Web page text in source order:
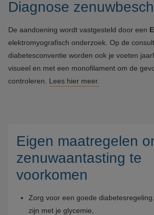
Diagnose
De aandoening wordt vastgesteld door een
elektromyografisch onderzoek. Op de
diabetesconventie worden ook je voeten
visueel en met een monofilament om de
controleren. Lees hier meer.
Eigen maatregelen
zenuwaantasting te
voorkomen
Zorg voor een goede
zijn met je glycemie,